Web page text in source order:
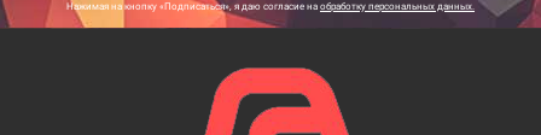
Нажимая на кнопку «Подписаться», я даю cогласие на обработку персональных данных.